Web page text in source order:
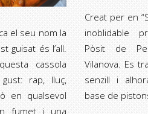
el seu nom la
guisat és l’all.
cassola
rap, lluç,
en qualsevol
fumet i una
Creat per en
inoblidable
Pòsit de
Vilanova. Es
senzill i
base de